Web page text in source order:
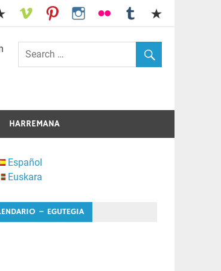
HARREMANA
Español
Euskara
– EGUTEGIA